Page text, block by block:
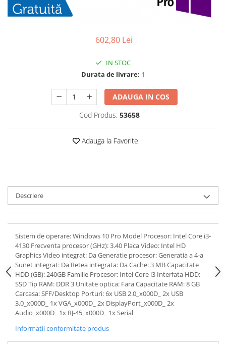
602,80 Lei
IN STOC
Durata de livrare: 1
ADAUGA IN COS
Cod Produs: 53658
Adauga la Favorite
Descriere
Sistem de operare: Windows 10 Pro Model Procesor: Intel Core i3-
4130 Frecventa procesor (GHz): 3.40 Placa Video: Intel HD
Graphics Video integrat: Da Generatie procesor: Generatia a 4-a
Sunet integrat: Da Retea integrata: Da Cache: 3 MB Capacitate
HDD (GB): 240GB Familie Procesor: Intel Core i3 Interfata HDD:
SSD Tip RAM: DDR 3 Unitate optica: Fara Capacitate RAM: 8 GB
Carcasa: SFF/Desktop Porturi: 6x USB 2.0_x000D_ 2x USB
3.0_x000D_ 1x VGA_x000D_ 2x DisplayPort_x000D_ 2x
Audio_x000D_ 1x RJ-45_x000D_ 1x Serial
Informatii conformitate produs